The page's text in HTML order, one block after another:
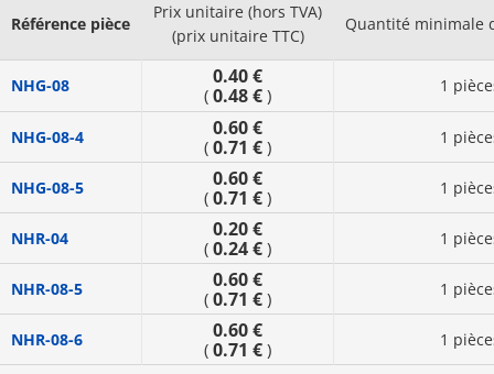
Référence pièce
Prix unitaire (hors TVA)
(prix unitaire TTC)
Quantité minimale
NHG-08 0.40 €
( 0.48 € ) 1
NHG-08-4 0.60 €
( 0.71 € ) 1
NHG-08-5 0.60 €
( 0.71 € ) 1
NHR-04 0.20 €
( 0.24 € ) 1
NHR-08-5 0.60 €
( 0.71 € ) 1
NHR-08-6 0.60 €
( 0.71 € ) 1